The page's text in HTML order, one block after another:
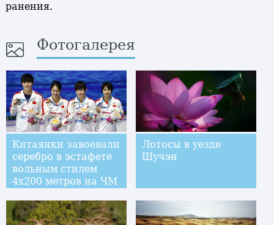
ранения.
Фотогалерея
Китаянки завоевали
серебро в эстафете
вольным стилем
4х200 метров на ЧМ
спорта
Лотосы в уезде
Шучэн